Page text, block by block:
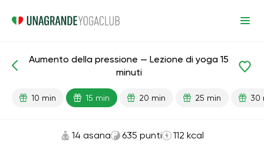
Pressione
Aumento della pressione — Lezione di yoga 15
minuti
10 min 15 min 20 min 25 min 30
14 asana 635 punti 112 kcal